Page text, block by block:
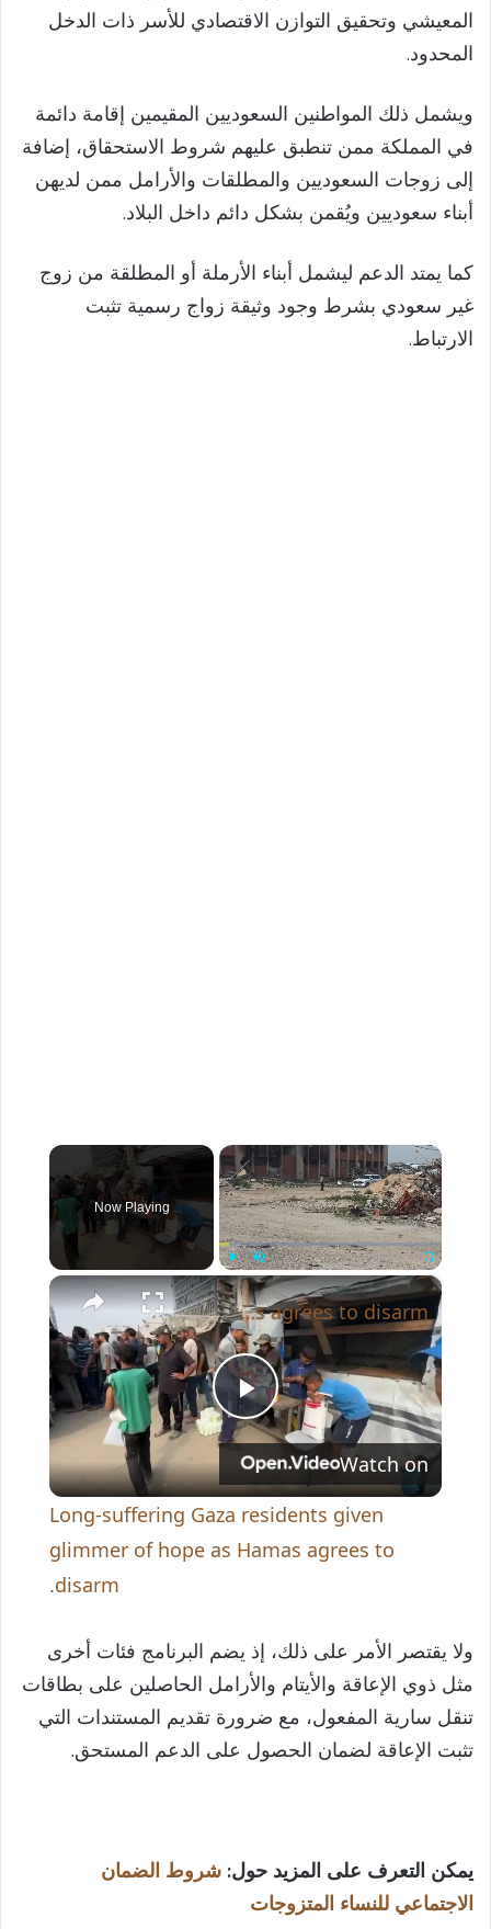
المعيشي وتحقيق التوازن الاقتصادي للأسر ذات الدخل
المحدود.
ويشمل ذلك المواطنين السعوديين المقيمين إقامة دائمة
في المملكة ممن تنطبق عليهم شروط الاستحقاق، إضافة
إلى زوجات السعوديين والمطلقات والأرامل ممن لديهن
أبناء سعوديين ويُقمن بشكل دائم داخل البلاد.
كما يمتد الدعم ليشمل أبناء الأرملة أو المطلقة من زوج
غير سعودي بشرط وجود وثيقة زواج رسمية تثبت
الارتباط.
×
Play Unmute Fullscreen
Now Playing
×
P
l
a
V
i
e
Long-suffering Gaza residents given glimmer of hope as Hamas agrees to disarm.
Watch on
Long-suffering Gaza residents given
glimmer of hope as Hamas agrees to
disarm.
ولا يقتصر الأمر على ذلك، إذ يضم البرنامج فئات أخرى
مثل ذوي الإعاقة والأيتام والأرامل الحاصلين على بطاقات
تنقل سارية المفعول، مع ضرورة تقديم المستندات التي
تثبت الإعاقة لضمان الحصول على الدعم المستحق.
يمكن التعرف على المزيد حول: شروط الضمان
الاجتماعي للنساء المتزوجات​